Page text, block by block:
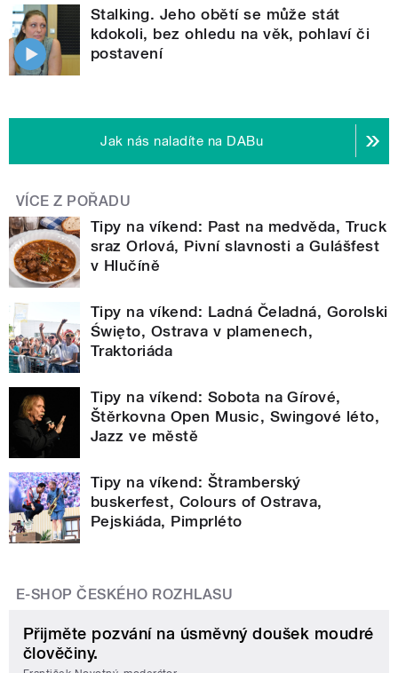
Stalking. Jeho obětí se může stát
kdokoli, bez ohledu na věk, pohlaví či
postavení
Jak nás naladíte na DABu
VÍCE Z POŘADU
Tipy na víkend: Past na medvěda, Truck
sraz Orlová, Pivní slavnosti a Gulášfest
v Hlučíně
Tipy na víkend: Ladná Čeladná, Gorolski
Święto, Ostrava v plamenech,
Traktoriáda
Tipy na víkend: Sobota na Gírové,
Štěrkovna Open Music, Swingové léto,
Jazz ve městě
Tipy na víkend: Štramberský
buskerfest, Colours of Ostrava,
Pejskiáda, Pimprléto
E-SHOP ČESKÉHO ROZHLASU
Přijměte pozvání na úsměvný doušek moudré
člověčiny.